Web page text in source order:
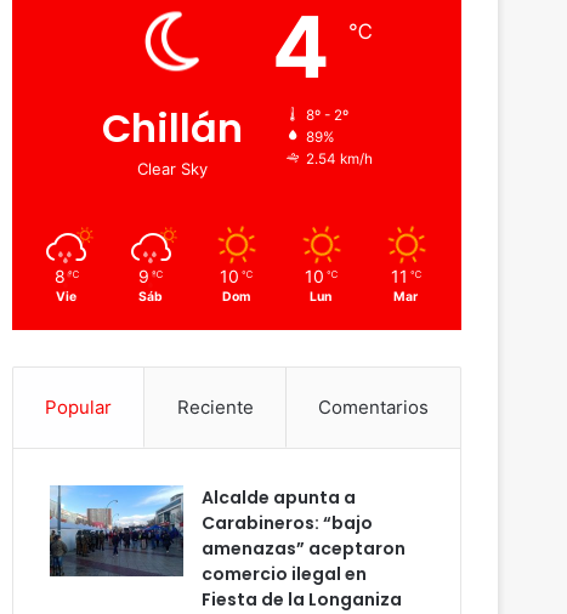
Chillán
Clear Sky
4 ℃
8º - 2º
89%
2.54 km/h
8 ℃
Vie
9 ℃
Sáb
10 ℃
Dom
10 ℃
Lun
11 ℃
Mar
Popular Reciente Comentarios
Alcalde apunta a
Carabineros: “bajo
amenazas” aceptaron
comercio ilegal en
Fiesta de la Longaniza